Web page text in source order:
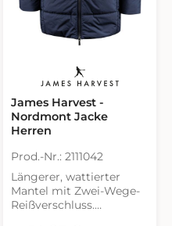
James Harvest -
Nordmont Jacke
Herren
Prod.-Nr.: 2111042
Längerer, wattierter
Mantel mit Zwei-Wege-
Reißverschluss.